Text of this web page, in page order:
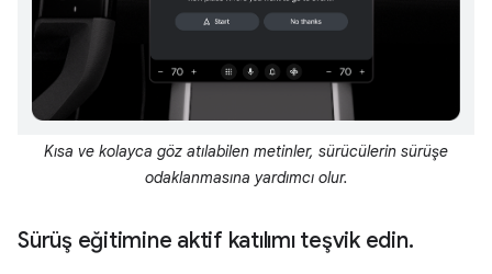
Kısa ve kolayca göz atılabilen metinler, sürücülerin sürüşe
odaklanmasına yardımcı olur.
Sürüş eğitimine aktif katılımı teşvik edin.